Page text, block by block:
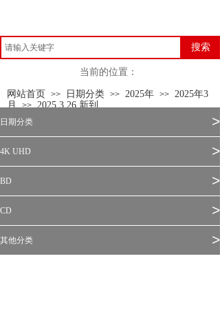
搜索
当前的位置：
网站首页 >> 日期分类 >> 2025年 >> 2025年3
月 >> 2025.3.26 新到
日期分类 >
4K UHD >
BD >
CD >
其他分类 >